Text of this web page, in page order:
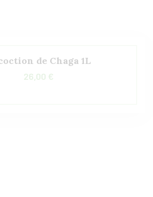
de Chaga 1L
26,00 €